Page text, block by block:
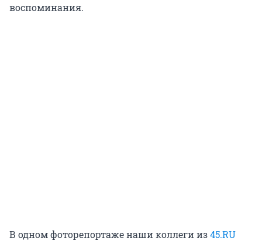
воспоминания.
В одном фоторепортаже наши коллеги из45.RU